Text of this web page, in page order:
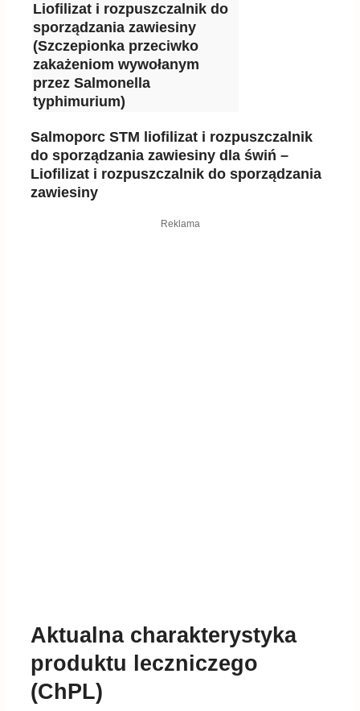
Liofilizat i rozpuszczalnik do
sporządzania zawiesiny
(Szczepionka przeciwko
zakażeniom wywołanym
przez Salmonella
typhimurium)
Salmoporc STM liofilizat i rozpuszczalnik
do sporządzania zawiesiny dla świń –
Liofilizat i rozpuszczalnik do sporządzania
zawiesiny
Reklama
Aktualna charakterystyka
produktu leczniczego
(ChPL)